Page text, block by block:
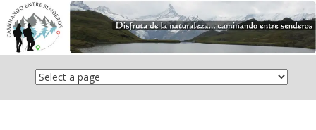
Saltar
contenido